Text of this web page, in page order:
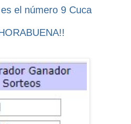
el número 9 Cuca